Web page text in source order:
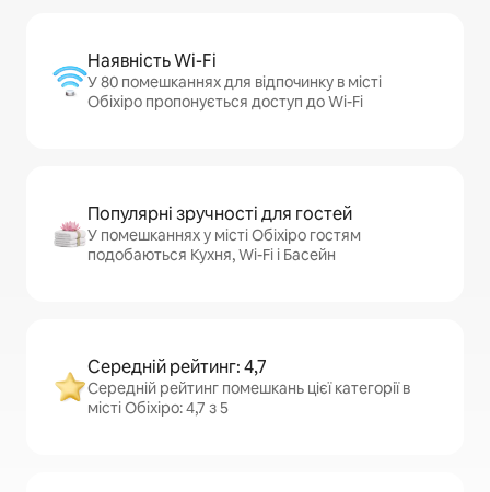
Наявність Wi-Fi
У 80 помешканнях для відпочинку в місті
Обіхіро пропонується доступ до Wi-Fi
Популярні зручності для гостей
У помешканнях у місті Обіхіро гостям
подобаються Кухня, Wi-Fi і Басейн
Середній рейтинг: 4,7
Середній рейтинг помешкань цієї категорії в
місті Обіхіро: 4,7 з 5